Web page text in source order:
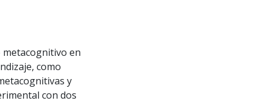
metacognitivo en
como
y
con dos